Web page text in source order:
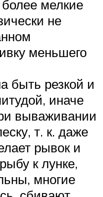
мелкие
не
меньшего
быть резкой и
иначе
вываживании
т. к. даже
рывок и
к лунке,
многие